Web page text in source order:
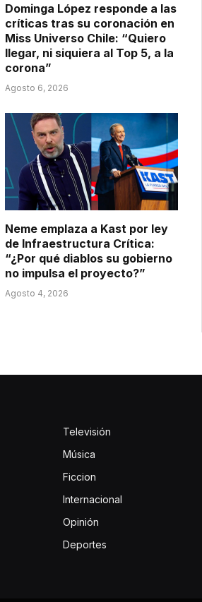
Dominga López responde a las
críticas tras su coronación en
Miss Universo Chile: “Quiero
llegar, ni siquiera al Top 5, a la
corona”
Agosto 6, 2026
Neme emplaza a Kast por ley
de Infraestructura Crítica:
“¿Por qué diablos su gobierno
no impulsa el proyecto?”
Agosto 4, 2026
Televisión
Música
Ficcion
Internacional
Opinión
Deportes